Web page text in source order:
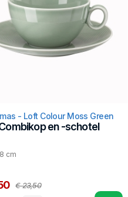
- Loft Colour Moss Green
en -schotel
cm
€ 23,50